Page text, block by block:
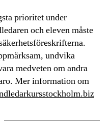
prioritet under
och eleven måste
undvika
medveten om andra
Mer information om